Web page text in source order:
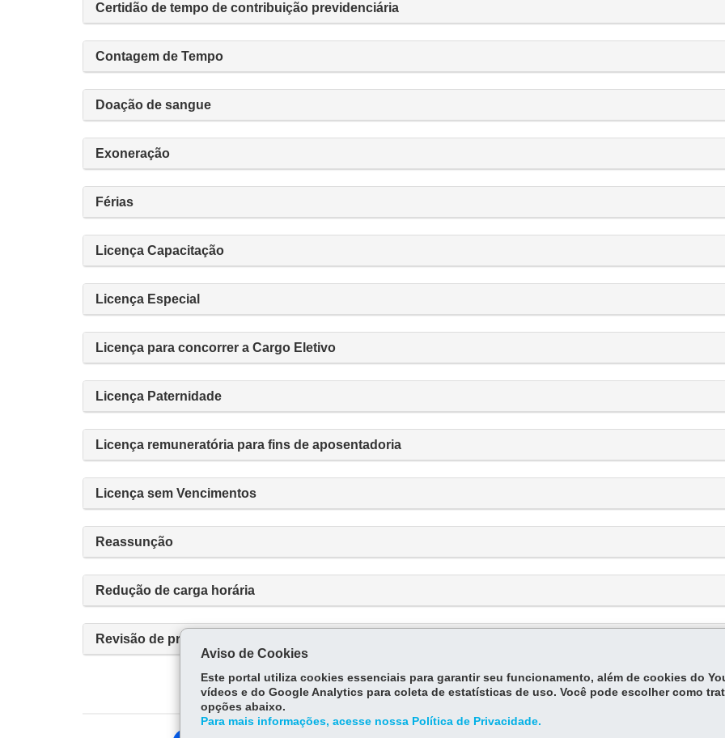
Certidão de tempo de contribuição previdenciária
Contagem de Tempo
Doação de sangue
Exoneração
Férias
Licença Capacitação
Licença Especial
Licença para concorrer a Cargo Eletivo
Licença Paternidade
Licença remuneratória para fins de aposentadoria
Licença sem Vencimentos
Reassunção
Redução de carga horária
Revisão de proventos (aposentadoria)
Aviso de Cookies
Este portal utiliza cookies essenciais para garantir seu funcionamento, além de cookies do
vídeos e do Google Analytics para coleta de estatísticas de uso. Você pode escolher como
opções abaixo.
Para mais informações, acesse nossa Política de Privacidade.